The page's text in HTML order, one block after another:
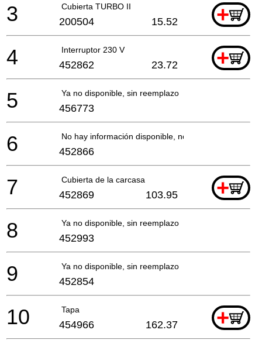
Cubierta TURBO II +
3 200504 15.52
Interruptor 230 V +
4 452862 23.72
Ya no disponible, sin reemplazo
5 456773
No hay información disponible, no se puede pedir
6 452866
Cubierta de la carcasa +
7 452869 103.95
Ya no disponible, sin reemplazo
8 452993
Ya no disponible, sin reemplazo
9 452854
Tapa +
10 454966 162.37